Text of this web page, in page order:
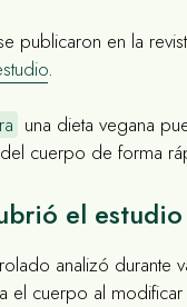
publicaron en la
.
una dieta vegana
cuerpo de forma
el estudio
analizó durante
el cuerpo al modificar